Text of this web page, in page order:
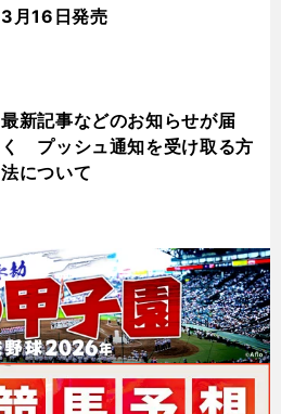
3月16日発売
最新記事などのお知らせが届
く プッシュ通知を受け取る方
法について